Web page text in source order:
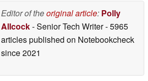
Editor of theoriginal article: Polly
Allcock- Senior Tech Writer- 5965
articles published on Notebookcheck
since 2021